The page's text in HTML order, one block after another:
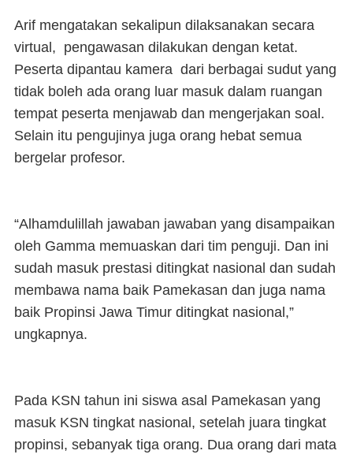
Arif mengatakan sekalipun dilaksanakan secara
virtual, pengawasan dilakukan dengan ketat.
Peserta dipantau kamera dari berbagai sudut yang
tidak boleh ada orang luar masuk dalam ruangan
tempat peserta menjawab dan mengerjakan soal.
Selain itu pengujinya juga orang hebat semua
bergelar profesor.
“Alhamdulillah jawaban jawaban yang disampaikan
oleh Gamma memuaskan dari tim penguji. Dan ini
sudah masuk prestasi ditingkat nasional dan sudah
membawa nama baik Pamekasan dan juga nama
baik Propinsi Jawa Timur ditingkat nasional,”
ungkapnya.
Pada KSN tahun ini siswa asal Pamekasan yang
masuk KSN tingkat nasional, setelah juara tingkat
propinsi, sebanyak tiga orang. Dua orang dari mata